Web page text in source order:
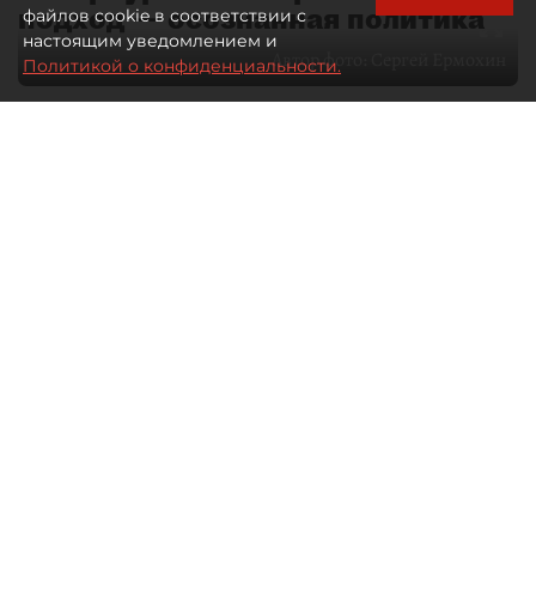
подход — осознанная политика
Автор фото:
файлов cookie в соответствии с
настоящим уведомлением и
Политикой о конфиденциальности.